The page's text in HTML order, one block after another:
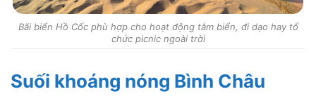
Bãi biển Hồ Cốc phù hợp cho hoạt động tắm biển, đi dạo hay tổ
chức picnic ngoài trời
Suối khoáng nóng Bình Châu